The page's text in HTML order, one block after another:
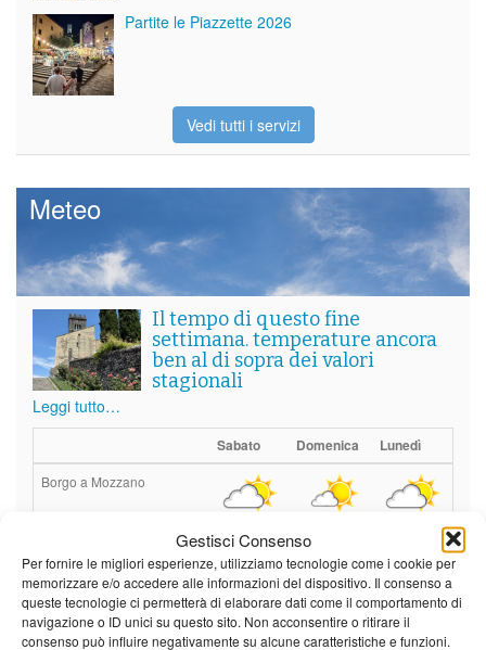
Gestisci Consenso
Per fornire le migliori esperienze, utilizziamo tecnologie come i cookie per
memorizzare e/o accedere alle informazioni del dispositivo. Il consenso a
queste tecnologie ci permetterà di elaborare dati come il comportamento di
navigazione o ID unici su questo sito. Non acconsentire o ritirare il
consenso può influire negativamente su alcune caratteristiche e funzioni.
Partite le Piazzette 2026
Vedi tutti i servizi
Meteo
Il tempo di questo fine
settimana. temperature ancora
ben al di sopra dei valori
stagionali
Leggi tutto…
Sabato Domenica Lunedì
Borgo a Mozzano
Barga
23°C 22°C 33°C 21°C 34°C
Castelnuovo Garfagnana